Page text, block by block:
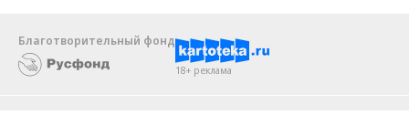
Благотворительный фонд
18+ реклама